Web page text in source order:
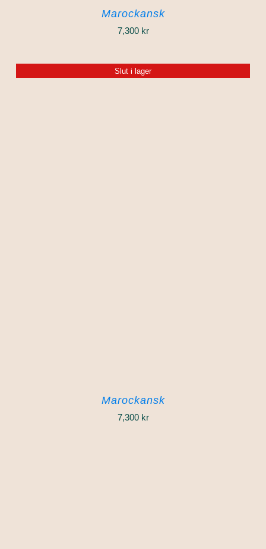
Marockansk
7,300 kr
Slut i lager
Marockansk
7,300 kr